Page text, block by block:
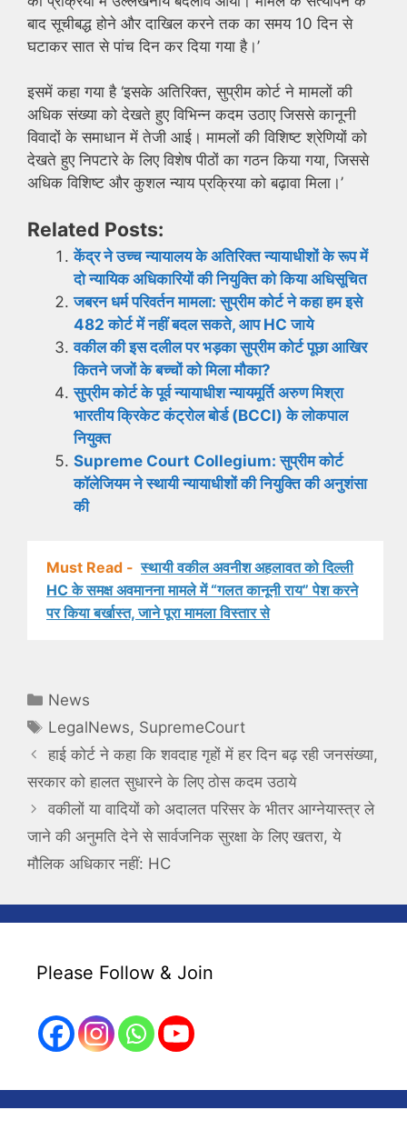
बाद सूचीबद्ध होने और दाखिल करने तक का समय 10 दिन से
घटाकर सात से पांच दिन कर दिया गया है।’
इसमें कहा गया है ‘इसके अतिरिक्त, सुप्रीम कोर्ट ने मामलों की
अधिक संख्या को देखते हुए विभिन्न कदम उठाए जिससे कानूनी
विवादों के समाधान में तेजी आई। मामलों की विशिष्ट श्रेणियों को
देखते हुए निपटारे के लिए विशेष पीठों का गठन किया गया, जिससे
अधिक विशिष्ट और कुशल न्याय प्रक्रिया को बढ़ावा मिला।’
Related Posts:
केंद्र ने उच्च न्यायालय के अतिरिक्त न्यायाधीशों के रूप में
दो न्यायिक अधिकारियों की नियुक्ति को किया अधिसूचित
जबरन धर्म परिवर्तन मामला: सुप्रीम कोर्ट ने कहा हम इसे
482 कोर्ट में नहीं बदल सकते, आप HC जाये
वकील की इस दलील पर भड़का सुप्रीम कोर्ट पूछा आखिर
कितने जजों के बच्चों को मिला मौका?
सुप्रीम कोर्ट के पूर्व न्यायाधीश न्यायमूर्ति अरुण मिश्रा
भारतीय क्रिकेट कंट्रोल बोर्ड (BCCI) के लोकपाल
नियुक्त
Supreme Court Collegium: सुप्रीम कोर्ट
कॉलेजियम ने स्थायी न्यायाधीशों की नियुक्ति की अनुशंसा
की
Must Read - स्थायी वकील अवनीश अहलावत को दिल्ली
HC के समक्ष अवमानना ​​मामले में “गलत कानूनी राय” पेश करने
पर किया बर्खास्त, जाने पूरा मामला विस्तार से
Categories
News
Tags
LegalNews, SupremeCourt
हाई कोर्ट ने कहा कि शवदाह गृहों में हर दिन बढ़ रही जनसंख्या,
सरकार को हालत सुधारने के लिए ठोस कदम उठाये
वकीलों या वादियों को अदालत परिसर के भीतर आग्नेयास्त्र ले
जाने की अनुमति देने से सार्वजनिक सुरक्षा के लिए खतरा, ये
मौलिक अधिकार नहीं: HC
Please Follow & Join